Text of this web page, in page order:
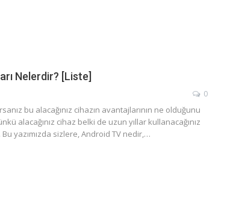
Nelerdir? [Liste]
0
bu alacağınız cihazın avantajlarının ne olduğunu
alacağınız cihaz belki de uzun yıllar kullanacağınız
yazımızda sizlere, Android TV nedir,…